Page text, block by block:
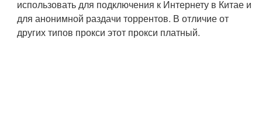
использовать для подключения к Интернету в Китае и
для анонимной раздачи торрентов. В отличие от
других типов прокси этот прокси платный.